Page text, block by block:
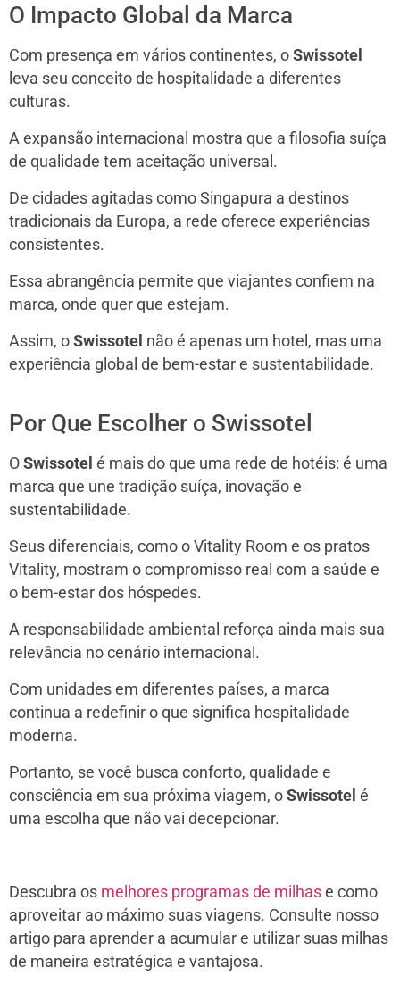
O Impacto Global da Marca
Com presença em vários continentes, o Swissotel
leva seu conceito de hospitalidade a diferentes
culturas.
A expansão internacional mostra que a filosofia suíça
de qualidade tem aceitação universal.
De cidades agitadas como Singapura a destinos
tradicionais da Europa, a rede oferece experiências
consistentes.
Essa abrangência permite que viajantes confiem na
marca, onde quer que estejam.
Assim, o Swissotel não é apenas um hotel, mas uma
experiência global de bem-estar e sustentabilidade.
Por Que Escolher o Swissotel
O Swissotel é mais do que uma rede de hotéis: é uma
marca que une tradição suíça, inovação e
sustentabilidade.
Seus diferenciais, como o Vitality Room e os pratos
Vitality, mostram o compromisso real com a saúde e
o bem-estar dos hóspedes.
A responsabilidade ambiental reforça ainda mais sua
relevância no cenário internacional.
Com unidades em diferentes países, a marca
continua a redefinir o que significa hospitalidade
moderna.
Portanto, se você busca conforto, qualidade e
consciência em sua próxima viagem, o Swissotel é
uma escolha que não vai decepcionar.
Descubra os melhores programas de milhas e como
aproveitar ao máximo suas viagens. Consulte nosso
artigo para aprender a acumular e utilizar suas milhas
de maneira estratégica e vantajosa.